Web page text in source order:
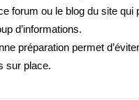
forum ou le blog du site qui
d’informations.
préparation permet
sur place.